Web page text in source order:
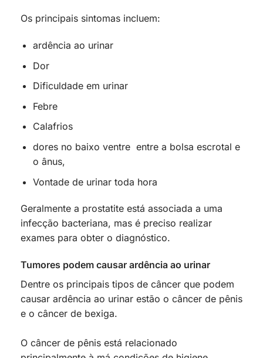
Os principais sintomas incluem:
ardência ao urinar
Dor
Dificuldade em urinar
Febre
Calafrios
dores no baixo ventre entre a bolsa escrotal e
o ânus,
Vontade de urinar toda hora
Geralmente a prostatite está associada a uma
infecção bacteriana, mas é preciso realizar
exames para obter o diagnóstico.
Tumores podem causar ardência ao urinar
Dentre os principais tipos de câncer que podem
causar ardência ao urinar estão o câncer de pênis
e o câncer de bexiga.
O câncer de pênis está relacionado